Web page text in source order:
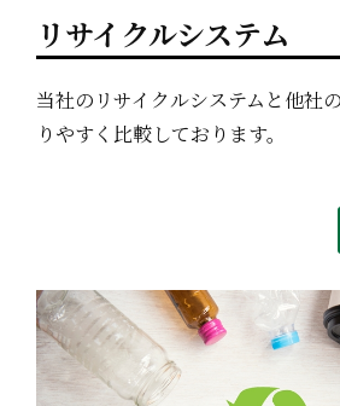
リサイクルシステム
当社のリサイクルシステムと他社
りやすく比較しております。